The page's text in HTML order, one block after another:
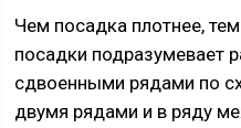
Чем посадка плотнее,
посадки подразумевает
сдвоенными рядами по
двумя рядами и в ряду